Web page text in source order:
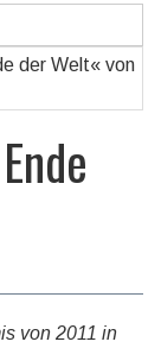
von 2011 in